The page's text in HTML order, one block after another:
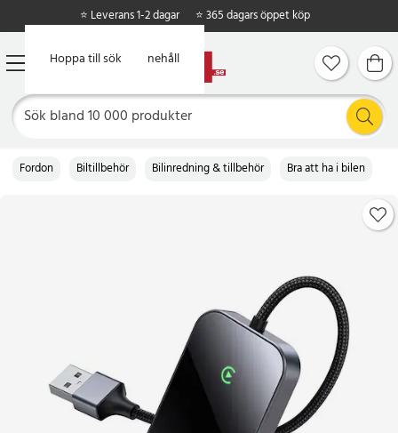
Hoppa till huvudinnehåll
Hoppa till sök
⭐ Leverans 1-2 dagar ⭐ 365 dagars öppet köp
Fordon Biltillbehör Bilinredning & tillbehör Bra att ha i bilen